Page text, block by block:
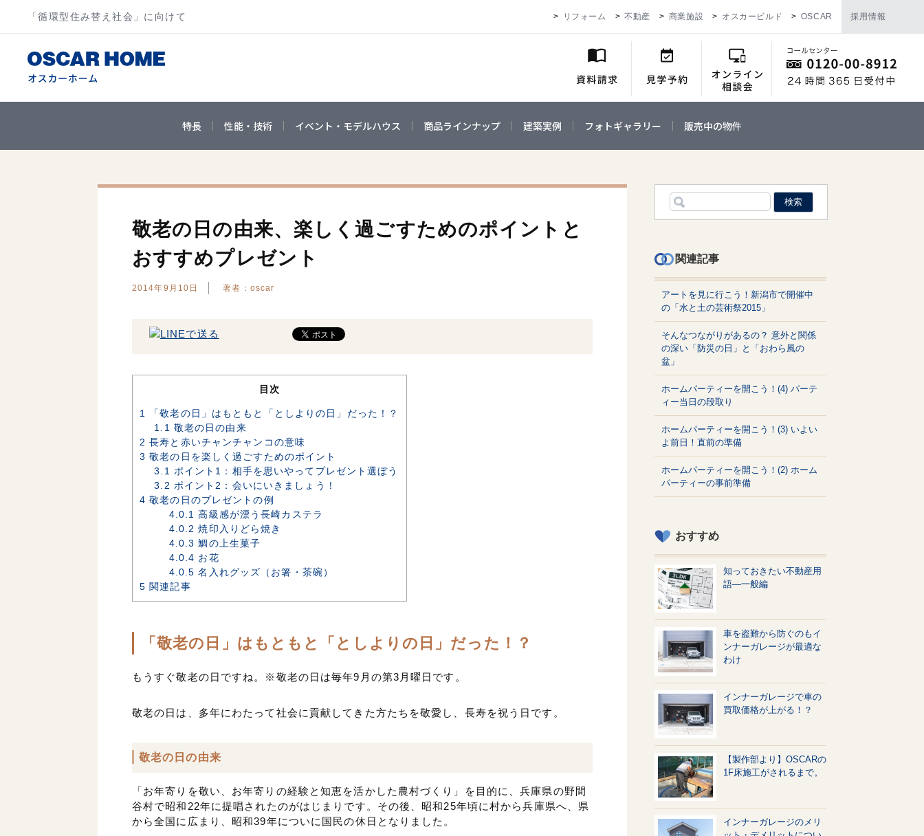
「循環型住み替え社会」に向けて リフォーム 不動産 商業施設 オスカービルド OSCAR 採用情報
特長 性能・技術 イベント・モデルハウス 商品ラインナップ 建築実例 フォトギャラリー 販売中の物件
敬老の日の由来、楽しく過ごすためのポイントと
おすすめプレゼント
2014年9月10日 著者：oscar
目次
1 「敬老の日」はもともと「としよりの日」だった！？
1.1 敬老の日の由来
2 長寿と赤いチャンチャンコの意味
3 敬老の日を楽しく過ごすためのポイント
3.1 ポイント1：相手を思いやってプレゼント選ぼう
3.2 ポイント2：会いにいきましょう！
4 敬老の日のプレゼントの例
4.0.1 高級感が漂う長崎カステラ
4.0.2 焼印入りどら焼き
4.0.3 鯛の上生菓子
4.0.4 お花
4.0.5 名入れグッズ（お箸・茶碗）
5 関連記事
「敬老の日」はもともと「としよりの日」だった！？
もうすぐ敬老の日ですね。※敬老の日は毎年9月の第3月曜日です。
敬老の日は、多年にわたって社会に貢献してきた方たちを敬愛し、長寿を祝う日です。
敬老の日の由来
「お年寄りを敬い、お年寄りの経験と知恵を活かした農村づくり」を目的に、兵庫県の野間
谷村で昭和22年に提唱されたのがはじまりです。その後、昭和25年頃に村から兵庫県へ、県
から全国に広まり、昭和39年についに国民の休日となりました。
関連記事
アートを見に行こう！新潟市で開催中
の「水と土の芸術祭2015」
そんなつながりがあるの？ 意外と関係
の深い「防災の日」と「おわら風の
盆」
ホームパーティーを開こう！(4) パーテ
ィー当日の段取り
ホームパーティーを開こう！(3) いよい
よ前日！直前の準備
ホームパーティーを開こう！(2) ホーム
パーティーの事前準備
おすすめ
知っておきたい不動産用
語—一般編
車を盗難から防ぐのもイ
ンナーガレージが最適な
わけ
インナーガレージで車の
買取価格が上がる！？
【製作部より】OSCARの
1F床施工がされるまで。
インナーガレージのメリ